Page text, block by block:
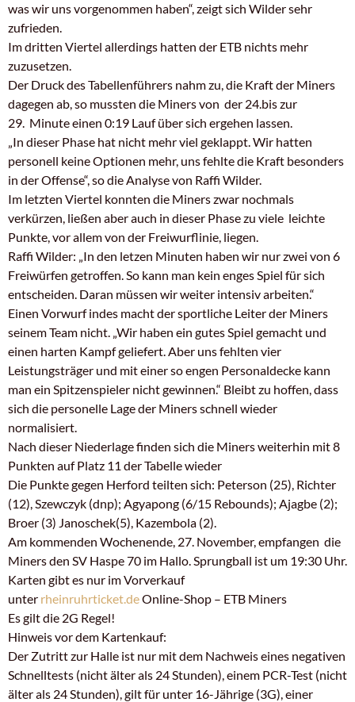
was wir uns vorgenommen haben“, zeigt sich Wilder sehr
zufrieden.
Im dritten Viertel allerdings hatten der ETB nichts mehr
zuzusetzen.
Der Druck des Tabellenführers nahm zu, die Kraft der Miners
dagegen ab, so mussten die Miners von der 24.bis zur
29. Minute einen 0:19 Lauf über sich ergehen lassen.
„In dieser Phase hat nicht mehr viel geklappt. Wir hatten
personell keine Optionen mehr, uns fehlte die Kraft besonders
in der Offense“, so die Analyse von Raffi Wilder.
Im letzten Viertel konnten die Miners zwar nochmals
verkürzen, ließen aber auch in dieser Phase zu viele leichte
Punkte, vor allem von der Freiwurflinie, liegen.
Raffi Wilder: „In den letzen Minuten haben wir nur zwei von 6
Freiwürfen getroffen. So kann man kein enges Spiel für sich
entscheiden. Daran müssen wir weiter intensiv arbeiten.“
Einen Vorwurf indes macht der sportliche Leiter der Miners
seinem Team nicht. „Wir haben ein gutes Spiel gemacht und
einen harten Kampf geliefert. Aber uns fehlten vier
Leistungsträger und mit einer so engen Personaldecke kann
man ein Spitzenspieler nicht gewinnen.“ Bleibt zu hoffen, dass
sich die personelle Lage der Miners schnell wieder
normalisiert.
Nach dieser Niederlage finden sich die Miners weiterhin mit 8
Punkten auf Platz 11 der Tabelle wieder
Die Punkte gegen Herford teilten sich: Peterson (25), Richter
(12), Szewczyk (dnp); Agyapong (6/15 Rebounds); Ajagbe (2);
Broer (3) Janoschek(5), Kazembola (2).
Am kommenden Wochenende, 27. November, empfangen die
Miners den SV Haspe 70 im Hallo. Sprungball ist um 19:30 Uhr.
Karten gibt es nur im Vorverkauf
unter rheinruhrticket.deOnline-Shop – ETB Miners
Es gilt die 2G Regel!
Hinweis vor dem Kartenkauf:
Der Zutritt zur Halle ist nur mit dem Nachweis eines negativen
Schnelltests (nicht älter als 24 Stunden), einem PCR-Test (nicht
älter als 24 Stunden), gilt für unter 16-Jährige (3G), einer